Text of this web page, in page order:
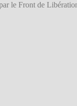
le Front de